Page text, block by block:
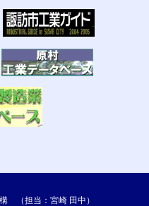
（担当：宮崎 田中）